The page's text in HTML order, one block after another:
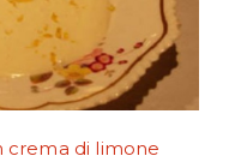
crema di limone